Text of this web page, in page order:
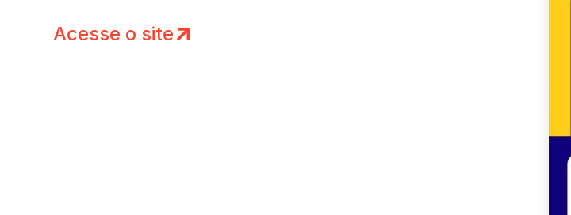
Acesse o site